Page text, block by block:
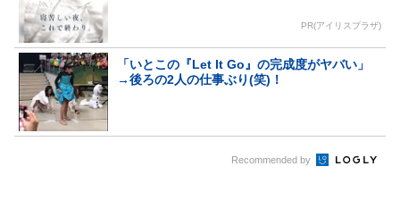
PR(アイリスプラザ)
「いとこの『Let It Go』の完成度がヤバい」
→後ろの2人の仕事ぶり(笑)！
Recommended by